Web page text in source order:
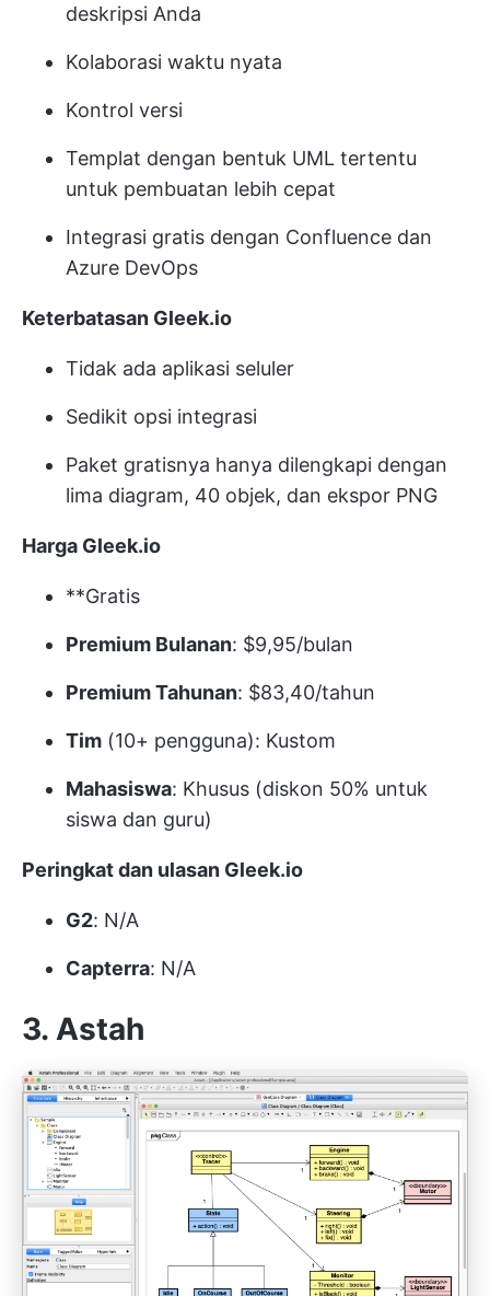
deskripsi Anda
Kolaborasi waktu nyata
Kontrol versi
Templat dengan bentuk UML tertentu
untuk pembuatan lebih cepat
Integrasi gratis dengan Confluence dan
Azure DevOps
Keterbatasan Gleek.io
Tidak ada aplikasi seluler
Sedikit opsi integrasi
Paket gratisnya hanya dilengkapi dengan
lima diagram, 40 objek, dan ekspor PNG
Harga Gleek.io
**Gratis
Premium Bulanan: $9,95/bulan
Premium Tahunan: $83,40/tahun
Tim (10+ pengguna): Kustom
Mahasiswa: Khusus (diskon 50% untuk
siswa dan guru)
Peringkat dan ulasan Gleek.io
G2: N/A
Capterra: N/A
3. Astah